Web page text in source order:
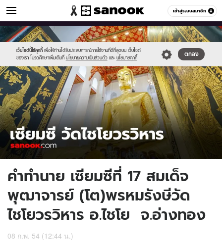
เข้าสู่ระบบสมาชิก
ดูดวง หมวดอื่นๆ
เว็บไซต์นี้ใช้คุกกี้ เพื่อให้ท่านได้รับประสบการณ์การใช้งานที่ดีที่สุดบน เว็บไซต์
ของเรา โปรดศึกษาเพิ่มเติมที่ นโยบายความเป็นส่วนตัว และ นโยบายคุกกี้
ตกลง
Sanook
//s.isanook.com/sr/0/images/logo-
new-
sanook.png
600
60
//s.isanook.com/ho/0/ud/1/8181/cover_thumbnail1200x720_watch.jpg
คำทำนาย เซียมซีที่ 17 สมเด็จ
พุฒาจารย์ (โต)พรหมรังษีวัด
ไชโยวรวิหาร อ.ไชโย จ.อ่างทอง
08 ก.พ. 54 (12:44 น.)